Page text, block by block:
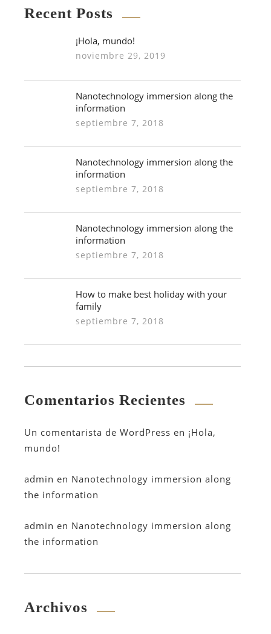
Recent Posts
¡Hola, mundo!
noviembre 29, 2019
Nanotechnology immersion along the
information
septiembre 7, 2018
Nanotechnology immersion along the
information
septiembre 7, 2018
Nanotechnology immersion along the
information
septiembre 7, 2018
How to make best holiday with your
family
septiembre 7, 2018
Comentarios Recientes
Un comentarista de WordPress en ¡Hola,
mundo!
admin en Nanotechnology immersion along
the information
admin en Nanotechnology immersion along
the information
Archivos